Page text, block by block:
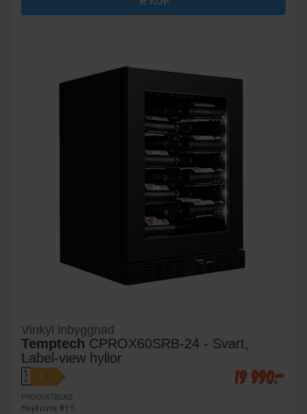
Vinkyl inbyggnad
Temptech CPROX60SRB-24 - Svart,
Label-view hyllor
A
↑
G
E
PRODUKTBLAD
Höjd (cm): 81.5
19 990:-